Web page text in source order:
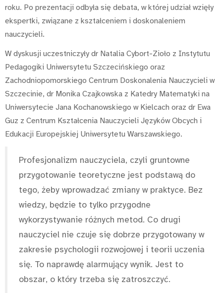
roku. Po prezentacji odbyła się debata, w której udział wzięły
ekspertki, związane z kształceniem i doskonaleniem
nauczycieli.
W dyskusji uczestniczyły dr Natalia Cybort-Zioło z Instytutu
Pedagogiki Uniwersytetu Szczecińskiego oraz
Zachodniopomorskiego Centrum Doskonalenia Nauczycieli w
Szczecinie, dr Monika Czajkowska z Katedry Matematyki na
Uniwersytecie Jana Kochanowskiego w Kielcach oraz dr Ewa
Guz z Centrum Kształcenia Nauczycieli Języków Obcych i
Edukacji Europejskiej Uniwersytetu Warszawskiego.
Profesjonalizm nauczyciela, czyli gruntowne
przygotowanie teoretyczne jest podstawą do
tego, żeby wprowadzać zmiany w praktyce. Bez
wiedzy, będzie to tylko przygodne
wykorzystywanie różnych metod. Co drugi
nauczyciel nie czuje się dobrze przygotowany w
zakresie psychologii rozwojowej i teorii uczenia
się. To naprawdę alarmujący wynik. Jest to
obszar, o który trzeba się zatroszczyć.